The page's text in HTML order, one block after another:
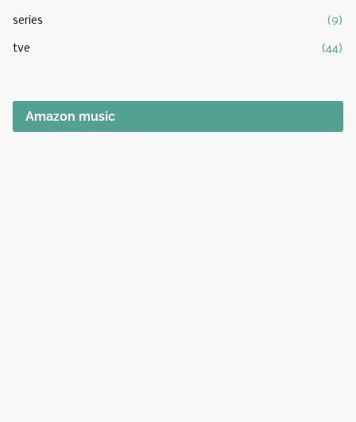
series (9)
tve (44)
Amazon music